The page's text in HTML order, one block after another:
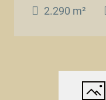
2.290 m²